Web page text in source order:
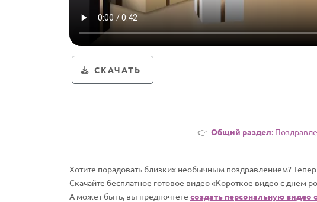
СКАЧАТЬ
👉 Общий раздел:
Хотите порадовать близких необычным поздравлением?
Скачайте бесплатное готовое видео «Короткое видео с днем
А может быть, вы предпочтете создать персональную видео